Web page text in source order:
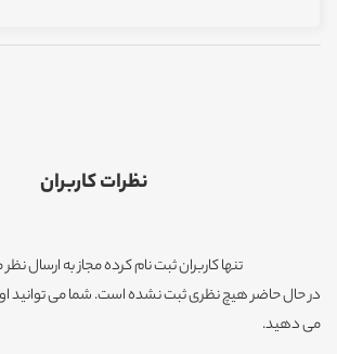
نظرات کاربران
تنها کاربران ثبت نام کرده مجاز به ارسال
در حال حاضر هیچ نظری ثبت نشده است. شما می توانید
می دهید.